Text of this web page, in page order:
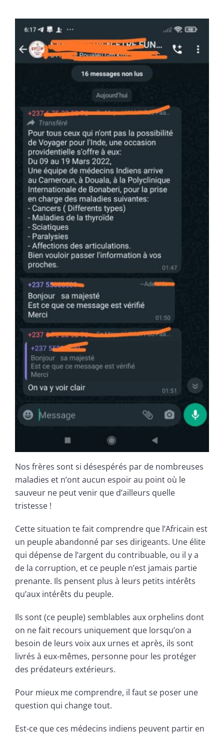
Nos frères sont si désespérés par de nombreuses
maladies et n’ont aucun espoir au point où le
sauveur ne peut venir que d’ailleurs quelle
tristesse !
Cette situation te fait comprendre que l’Africain est
un peuple abandonné par ses dirigeants. Une élite
qui dépense de l’argent du contribuable, ou il y a
de la corruption, et ce peuple n’est jamais partie
prenante. Ils pensent plus à leurs petits intérêts
qu’aux intérêts du peuple.
Ils sont (ce peuple) semblables aux orphelins dont
on ne fait recours uniquement que lorsqu’on a
besoin de leurs voix aux urnes et après, ils sont
livrés à eux-mêmes, personne pour les protéger
des prédateurs extérieurs.
Pour mieux me comprendre, il faut se poser une
question qui change tout.
Est-ce que ces médecins indiens peuvent partir en